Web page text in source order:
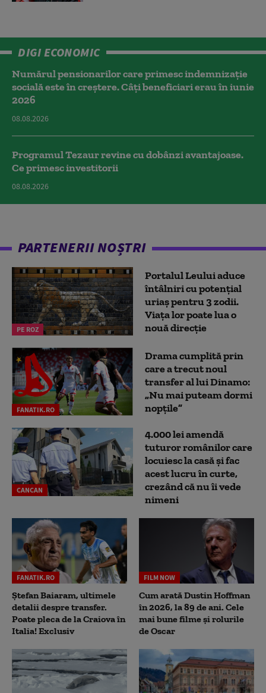
DIGI ECONOMIC
Numărul pensionarilor care primesc indemnizaţie
socială este în creștere. Câți beneficiari erau în iunie
2026
08.08.2026
Programul Tezaur revine cu dobânzi avantajoase.
Ce primesc investitorii
08.08.2026
PARTENERII NOȘTRI
PE ROZ
Portalul Leului aduce
întâlniri cu potențial
uriaș pentru 3 zodii.
Viața lor poate lua o
nouă direcție
FANATIK.RO
Drama cumplită prin
care a trecut noul
transfer al lui Dinamo:
„Nu mai puteam dormi
nopțile”
CANCAN
4.000 lei amendă
tuturor românilor care
locuiesc la casă și fac
acest lucru în curte,
crezând că nu îi vede
nimeni
FANATIK.RO
Ștefan Baiaram, ultimele
detalii despre transfer.
Poate pleca de la Craiova în
Italia! Exclusiv
FILM NOW
Cum arată Dustin Hoffman
în 2026, la 89 de ani. Cele
mai bune filme și rolurile
de Oscar